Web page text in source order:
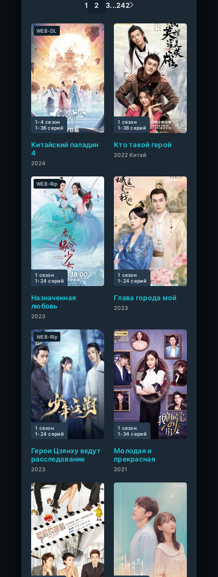
1 2 3...242
Китайский паладин
4
2024
WEB-DL
1-4 сезон
1-36 cерий
Кто такой герой
2022 Китай
1 сезон
1-38 cерий
0
Назначенная
любовь
2023
WEB-Rip
1 сезон
1-24 cерий
Глава города мой
2023
1 сезон
1-24 cерий
Герои Цзянху ведут
расследование
2023
WEB-Rip
1 сезон
1-24 cерий
Молодая и
прекрасная
2021
1 сезон
1-34 cерий